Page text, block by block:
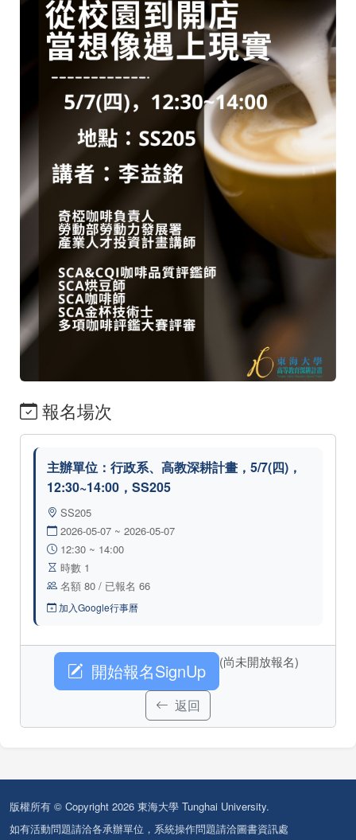
報名場次
主辦單位：行政系、高教深耕計畫，5/7(四)，
12:30~14:00，SS205
SS205
2026-05-07 ~ 2026-05-07
12:30 ~ 14:00
時數 1
名額 80 / 已報名 66
加入Google行事曆
開始報名SignUp (尚未開放報名)
返回
版權所有 © Copyright 2026 東海大學 Tunghai University.
如有活動問題請洽各承辦單位，系統操作問題請洽圖書資訊處